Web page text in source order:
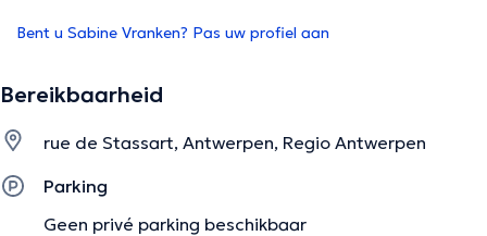
Bent u Sabine Vranken? Pas uw profiel aan
Bereikbaarheid
rue de Stassart, Antwerpen, Regio Antwerpen
Parking
Geen privé parking beschikbaar